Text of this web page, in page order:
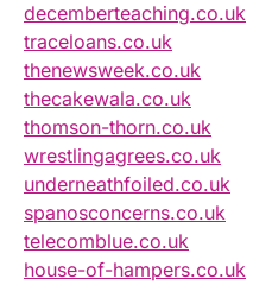
decemberteaching.co.uk
traceloans.co.uk
thenewsweek.co.uk
thecakewala.co.uk
thomson-thorn.co.uk
wrestlingagrees.co.uk
underneathfoiled.co.uk
spanosconcerns.co.uk
telecomblue.co.uk
house-of-hampers.co.uk